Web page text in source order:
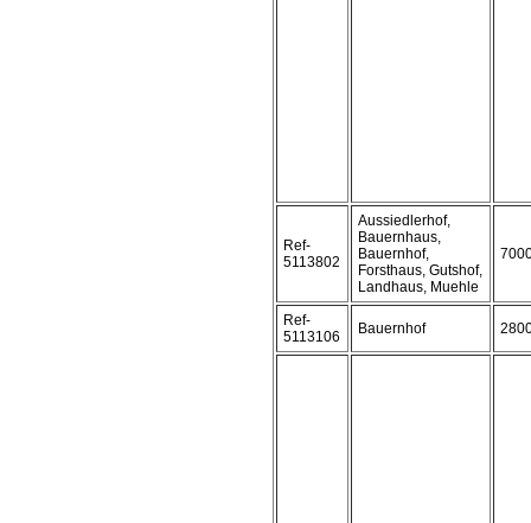
Ref-
5113802
Aussiedlerhof,
Bauernhaus,
Bauernhof,
Forsthaus, Gutshof,
Landhaus, Muehle
Ref-
5113106
Bauernhof